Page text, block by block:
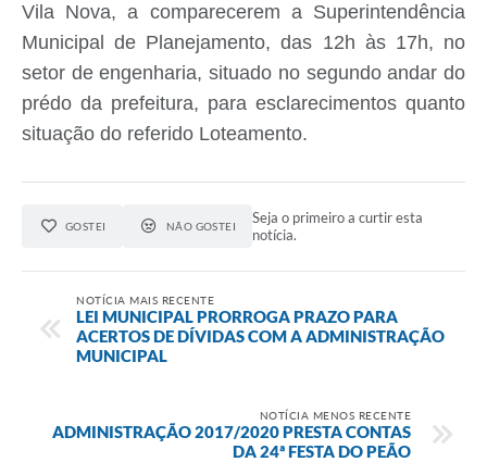
Vila Nova, a comparecerem a Superintendência
Municipal de Planejamento, das 12h às 17h, no
setor de engenharia, situado no segundo andar do
prédo da prefeitura, para esclarecimentos quanto
situação do referido Loteamento.
GOSTEI NÃO GOSTEI
Seja o primeiro a curtir esta
notícia.
NOTÍCIA MAIS RECENTE
LEI MUNICIPAL PRORROGA PRAZO PARA
ACERTOS DE DÍVIDAS COM A ADMINISTRAÇÃO
MUNICIPAL
NOTÍCIA MENOS RECENTE
ADMINISTRAÇÃO 2017/2020 PRESTA CONTAS
DA 24ª FESTA DO PEÃO